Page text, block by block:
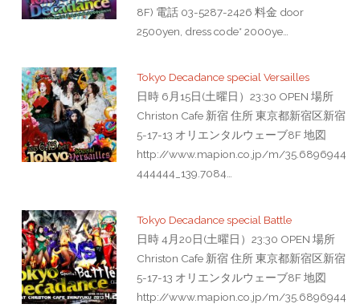
8F) 電話 03-5287-2426 料金 door
2500yen, dress code* 2000ye…
Tokyo Decadance special Versailles
日時 6月15日(土曜日）23:30 OPEN 場所
Christon Cafe 新宿 住所 東京都新宿区新宿
5-17-13 オリエンタルウェーブ8F 地図
http://www.mapion.co.jp/m/35.6896944
444444_139.7084…
Tokyo Decadance special Battle
日時 4月20日(土曜日）23:30 OPEN 場所
Christon Cafe 新宿 住所 東京都新宿区新宿
5-17-13 オリエンタルウェーブ8F 地図
http://www.mapion.co.jp/m/35.6896944